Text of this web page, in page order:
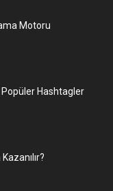
Motoru
Popüler Hashtagler